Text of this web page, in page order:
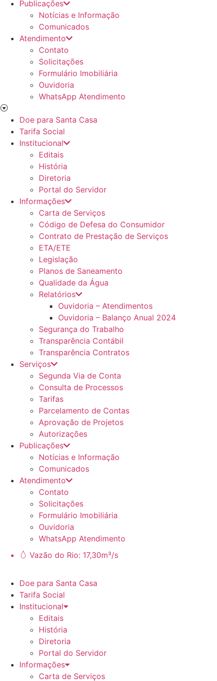
Publicações
Notícias e Informação
Comunicados
Atendimento
Contato
Solicitações
Formulário Imobiliária
Ouvidoria
WhatsApp Atendimento
Doe para Santa Casa
Tarifa Social
Institucional
Editais
História
Diretoria
Portal do Servidor
Informações
Carta de Serviços
Código de Defesa do Consumidor
Contrato de Prestação de Serviços
ETA/ETE
Legislação
Planos de Saneamento
Qualidade da Água
Relatórios
Ouvidoria – Atendimentos
Ouvidoria – Balanço Anual 2024
Segurança do Trabalho
Transparência Contábil
Transparência Contratos
Serviços
Segunda Via de Conta
Consulta de Processos
Tarifas
Parcelamento de Contas
Aprovação de Projetos
Autorizações
Publicações
Notícias e Informação
Comunicados
Atendimento
Contato
Solicitações
Formulário Imobiliária
Ouvidoria
WhatsApp Atendimento
Vazão do Rio: 17,30m³/s
Doe para Santa Casa
Tarifa Social
Institucional
Editais
História
Diretoria
Portal do Servidor
Informações
Carta de Serviços